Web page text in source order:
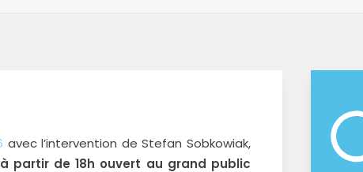
avec l’intervention de Stefan Sobkowiak,
à partir de 18h ouvert au grand public